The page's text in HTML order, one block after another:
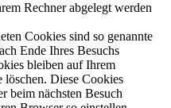
Rechner abgelegt werden
Cookies sind so genannte
Ende Ihres Besuchs
bleiben auf Ihrem
löschen. Diese Cookies
beim nächsten Besuch